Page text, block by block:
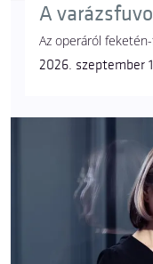
A
Az operáról
2026. szeptember